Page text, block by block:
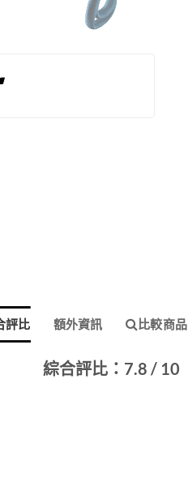
評比 額外資訊 比較商品
綜合評比：7.8 / 10